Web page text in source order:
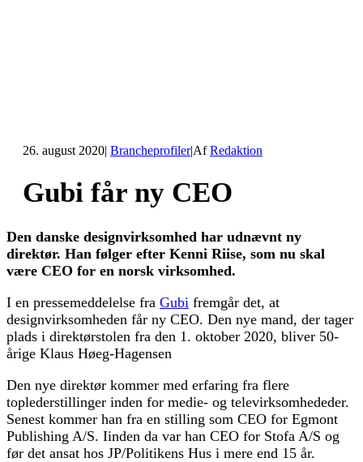
26. august 2020| Brancheprofiler|AfRedaktion
Gubi får ny CEO
Den danske designvirksomhed har udnævnt ny
direktør. Han følger efter Kenni Riise, som nu skal
være CEO for en norsk virksomhed.
I en pressemeddelelse fra Gubi fremgår det, at
designvirksomheden får ny CEO. Den nye mand, der tager
plads i direktørstolen fra den 1. oktober 2020, bliver 50-
årige Klaus Høeg-Hagensen
Den nye direktør kommer med erfaring fra flere
toplederstillinger inden for medie- og televirksomhededer.
Senest kommer han fra en stilling som CEO for Egmont
Publishing A/S. Iinden da var han CEO for Stofa A/S og
før det ansat hos JP/Politikens Hus i mere end 15 år.